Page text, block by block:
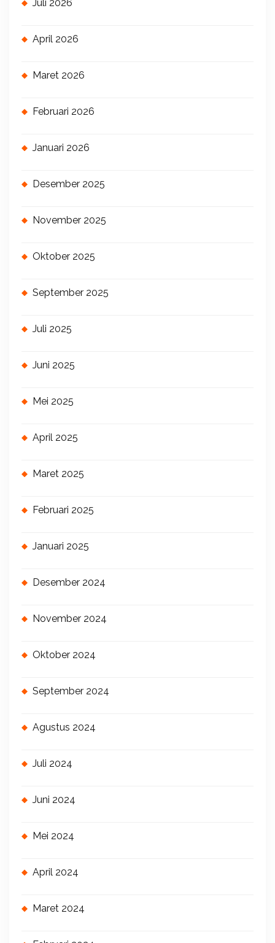
Juli 2026
April 2026
Maret 2026
Februari 2026
Januari 2026
Desember 2025
November 2025
Oktober 2025
September 2025
Juli 2025
Juni 2025
Mei 2025
April 2025
Maret 2025
Februari 2025
Januari 2025
Desember 2024
November 2024
Oktober 2024
September 2024
Agustus 2024
Juli 2024
Juni 2024
Mei 2024
April 2024
Maret 2024